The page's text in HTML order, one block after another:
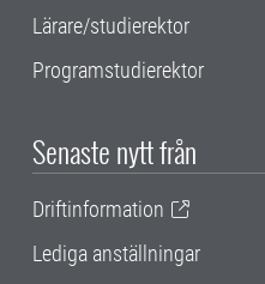
Lärare/studierektor
Programstudierektor
Senaste nytt från
Driftinformation
Lediga anställningar